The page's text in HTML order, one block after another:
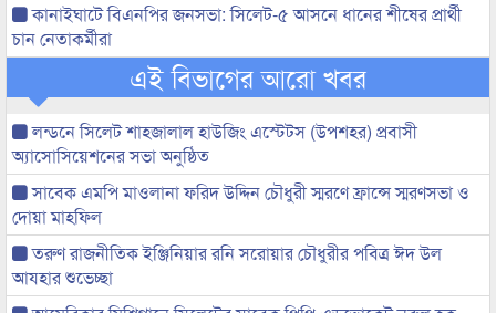
কানাইঘাটে বিএনপির জনসভা: সিলেট-৫ আসনে ধানের শীষের প্রার্থী
চান নেতাকর্মীরা
এই বিভাগের আরো খবর
লন্ডনে সিলেট শাহজালাল হাউজিং এস্টেটস (উপশহর) প্রবাসী
অ্যাসোসিয়েশনের সভা অনুষ্ঠিত
সাবেক এমপি মাওলানা ফরিদ উদ্দিন চৌধুরী স্মরণে ফ্রান্সে স্মরণসভা ও
দোয়া মাহফিল
তরুণ রাজনীতিক ইঞ্জিনিয়ার রনি সরোয়ার চৌধুরীর পবিত্র ঈদ উল
আযহার শুভেচ্ছা